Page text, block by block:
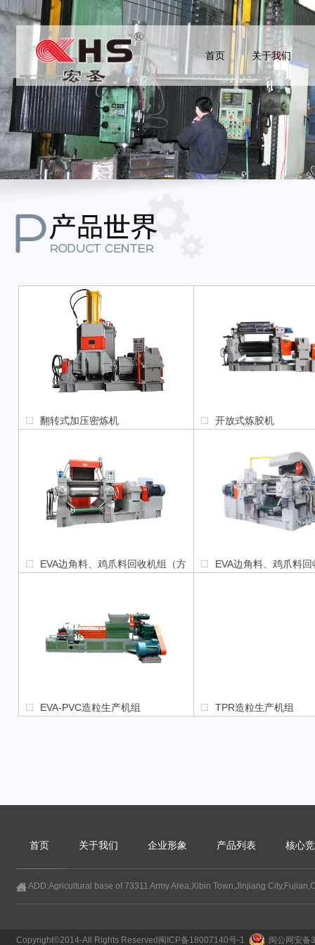
首页 关于我们
翻转式加压密炼机 开放式炼胶机
EVA边角料、鸡爪料回收机组（方
EVA边角料、鸡爪料
EVA-PVC造粒生产机组 TPR造粒生产机组
首页 关于我们 企业形象 产品列表 核心
ADD:Agricultural base of 73311 Army Area,Xibin Town,Jinjiang
Copyright©2014-All Rights Reserved 闽ICP备18007140号-1 闽公网安备